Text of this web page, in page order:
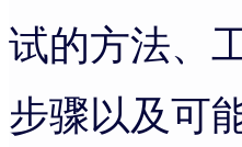
试的方法、
步骤以及可